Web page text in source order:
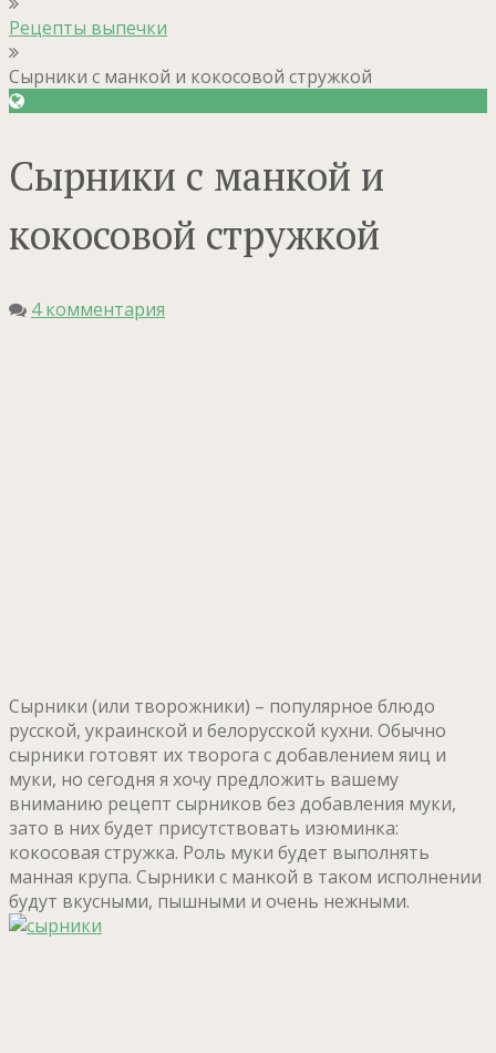
Рецепты выпечки
Сырники с манкой и кокосовой стружкой
Сырники с манкой и
кокосовой стружкой
4 комментария
Сырники (или творожники) – популярное блюдо
русской, украинской и белорусской кухни. Обычно
сырники готовят их творога с добавлением яиц и
муки, но сегодня я хочу предложить вашему
вниманию рецепт сырников без добавления муки,
зато в них будет присутствовать изюминка:
кокосовая стружка. Роль муки будет выполнять
манная крупа. Сырники с манкой в таком исполнении
будут вкусными, пышными и очень нежными.